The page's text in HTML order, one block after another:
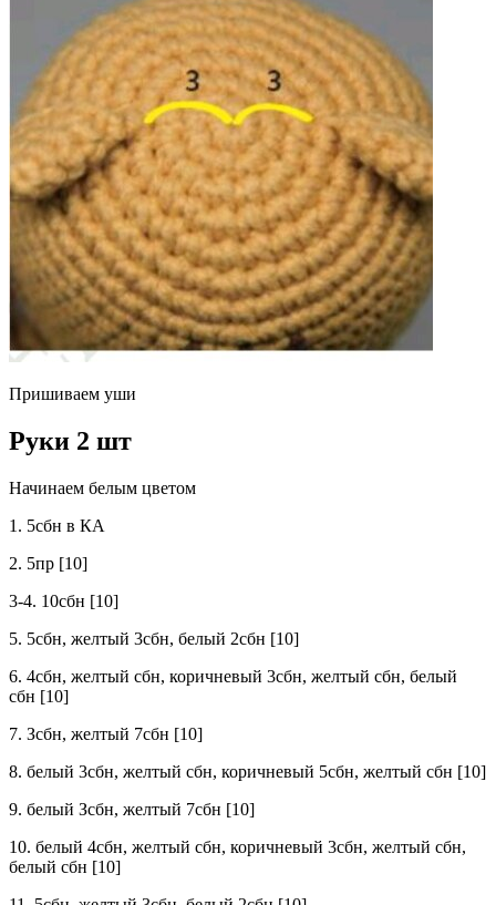
Пришиваем уши
Руки 2 шт
Начинаем белым цветом
1. 5сбн в КА
2. 5пр [10]
3-4. 10сбн [10]
5. 5сбн, желтый 3сбн, белый 2сбн [10]
6. 4сбн, желтый сбн, коричневый 3сбн, желтый сбн, белый
сбн [10]
7. Зсбн, желтый 7сбн [10]
8. белый 3сбн, желтый сбн, коричневый 5сбн, желтый сбн [10]
9. белый Зсбн, желтый 7сбн [10]
10. белый 4сбн, желтый сбн, коричневый 3сбн, желтый сбн,
белый сбн [10]